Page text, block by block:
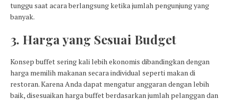
tunggu saat acara berlangsung ketika jumlah pengunjung yang
banyak.
3. Harga yang Sesuai Budget
Konsep buffet sering kali lebih ekonomis dibandingkan dengan
harga memilih makanan secara individual seperti makan di
restoran. Karena Anda dapat mengatur anggaran dengan lebih
baik, disesuaikan harga buffet berdasarkan jumlah pelanggan dan